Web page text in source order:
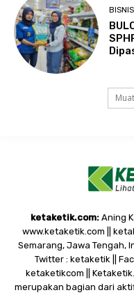
BISNIS
ketaketik.com: Aning
www.ketaketik.com ||
Semarang, Jawa Tengah,
Twitter : ketaketik ||
ketaketikcom ||
merupakan bagian dari